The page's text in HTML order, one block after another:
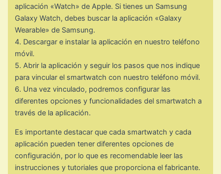
aplicación «Watch» de Apple. Si tienes un Samsung
Galaxy Watch, debes buscar la aplicación «Galaxy
Wearable» de Samsung.
4. Descargar e instalar la aplicación en nuestro teléfono
móvil.
5. Abrir la aplicación y seguir los pasos que nos indique
para vincular el smartwatch con nuestro teléfono móvil.
6. Una vez vinculado, podremos configurar las
diferentes opciones y funcionalidades del smartwatch a
través de la aplicación.
Es importante destacar que cada smartwatch y cada
aplicación pueden tener diferentes opciones de
configuración, por lo que es recomendable leer las
instrucciones y tutoriales que proporciona el fabricante.